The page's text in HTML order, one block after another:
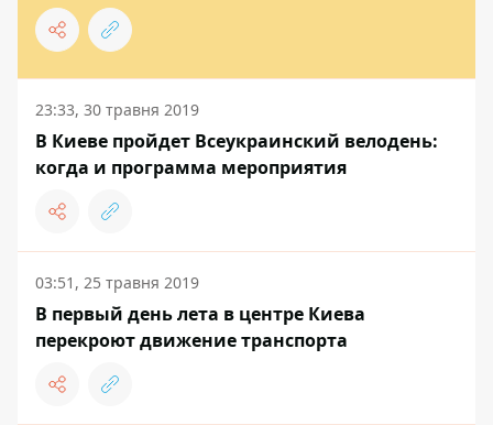
23:33, 30 травня 2019
В Киеве пройдет Всеукраинский велодень:
когда и программа мероприятия
03:51, 25 травня 2019
В первый день лета в центре Киева
перекроют движение транспорта